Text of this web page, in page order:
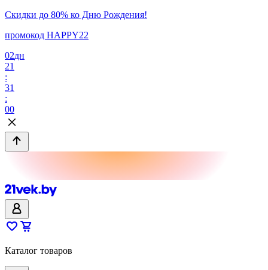
Скидки до 80% ко Дню Рождения!
промокод HAPPY22
02дн
21
:
31
:
00
Каталог товаров